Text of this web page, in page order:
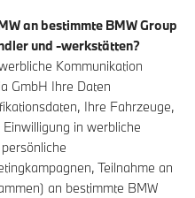
an bestimmte BMW Group
und -werkstätten?
Kommunikation
GmbH Ihre Daten
Ihre Fahrzeuge,
in werbliche
Teilnahme an
an bestimmte BMW